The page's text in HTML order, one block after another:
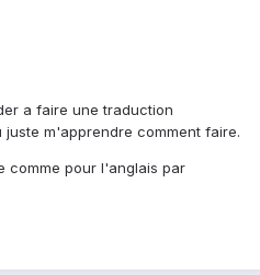
a faire une traduction
m'apprendre comment faire.
comme pour l'anglais par